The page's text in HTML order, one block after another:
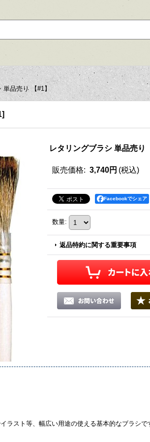
単品売り 【#1】
]
レタリングブラシ 単品売り
販売価格: 3,740円 (税込)
Facebookでシェア
数量:
返品特約に関する重要事項
ラスト等、幅広い用途の使える基本的なブラシで